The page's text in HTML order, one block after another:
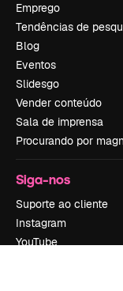
Emprego
Tendências de
Blog
Eventos
Slidesgo
Vender conteúdo
Sala de imprensa
Procurando por
Siga-nos
Suporte ao cliente
Instagram
YouTube